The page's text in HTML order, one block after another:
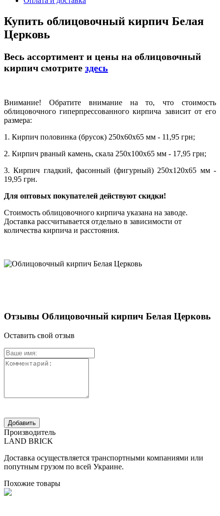
Купить облицовочный кирпич Белая
Церковь
Весь ассортимент и цены на облицовочный
кирпич смотрите здесь
Внимание! Обратите внимание на то, что стоимость
облицовочного гиперпрессованного кирпича зависит от его
размера:
1. Кирпич половинка (брусок) 250х60х65 мм - 11,95 грн;
2. Кирпич рваный камень, скала 250х100х65 мм - 17,95 грн;
3. Кирпич гладкий, фасонный (фигурный) 250х120х65 мм -
19,95 грн.
Для оптовых покупателей действуют скидки!
Стоимость облицовочного кирпича указана на заводе.
Доставка рассчитывается отдельно в зависимости от
количества кирпича и расстояния.
Отзывы Облицовочный кирпич Белая Церковь
Оставить свой отзыв
Производитель
LAND BRICK
Доставка осуществляется транспортными компаниями или
попутным грузом по всей Украине.
Похожие товары